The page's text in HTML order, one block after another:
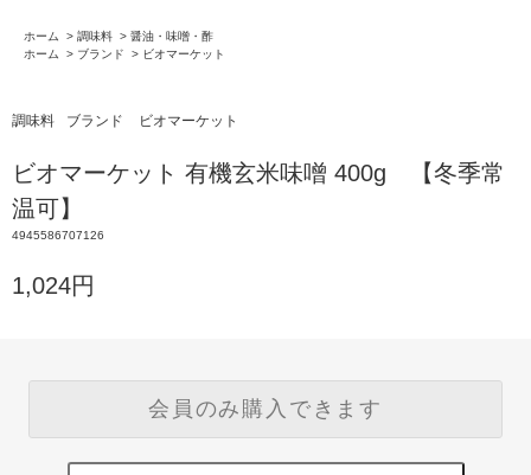
ホーム > 調味料 > 醤油・味噌・酢
ホーム
> ブランド > ビオマーケット
調味料 ブランド ビオマーケット
ビオマーケット 有機玄米味噌 400g 【冬季常
温可】
4945586707126
1,024円
会員のみ購入できます